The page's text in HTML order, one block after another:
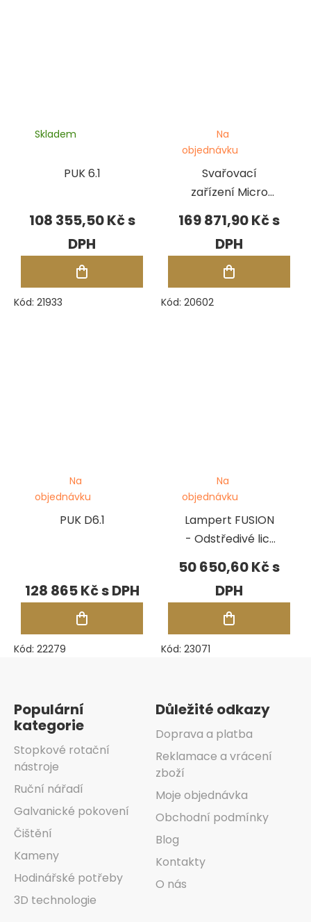
PUK 6.1
Skladem
108 355,50 Kč
Kód: 21933
Svařovací
zařízení Micro
Arc Welder
Na
objednávku
169 871,90 Kč
Kód: 20602
PUK D6.1
Na
objednávku
128 865 Kč
Kód: 22279
Lampert FUSION
- Odstředivé licí
zařízení
Na
objednávku
50 650,60 Kč
Kód: 23071
Populární
kategorie
Stopkové rotační
nástroje
Ruční nářadí
Galvanické pokovení
Čištění
Kameny
Hodinářské potřeby
3D technologie
Důležité odkazy
Doprava a platba
Reklamace a vrácení
zboží
Moje objednávka
Obchodní podmínky
Blog
Kontakty
O nás